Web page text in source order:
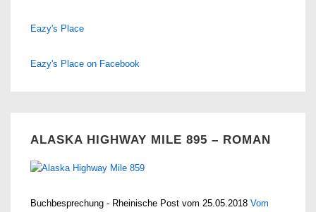
Eazy's Place
Eazy's Place on Facebook
ALASKA HIGHWAY MILE 895 – ROMAN
Buchbesprechung - Rheinische Post vom 25.05.2018 Vom